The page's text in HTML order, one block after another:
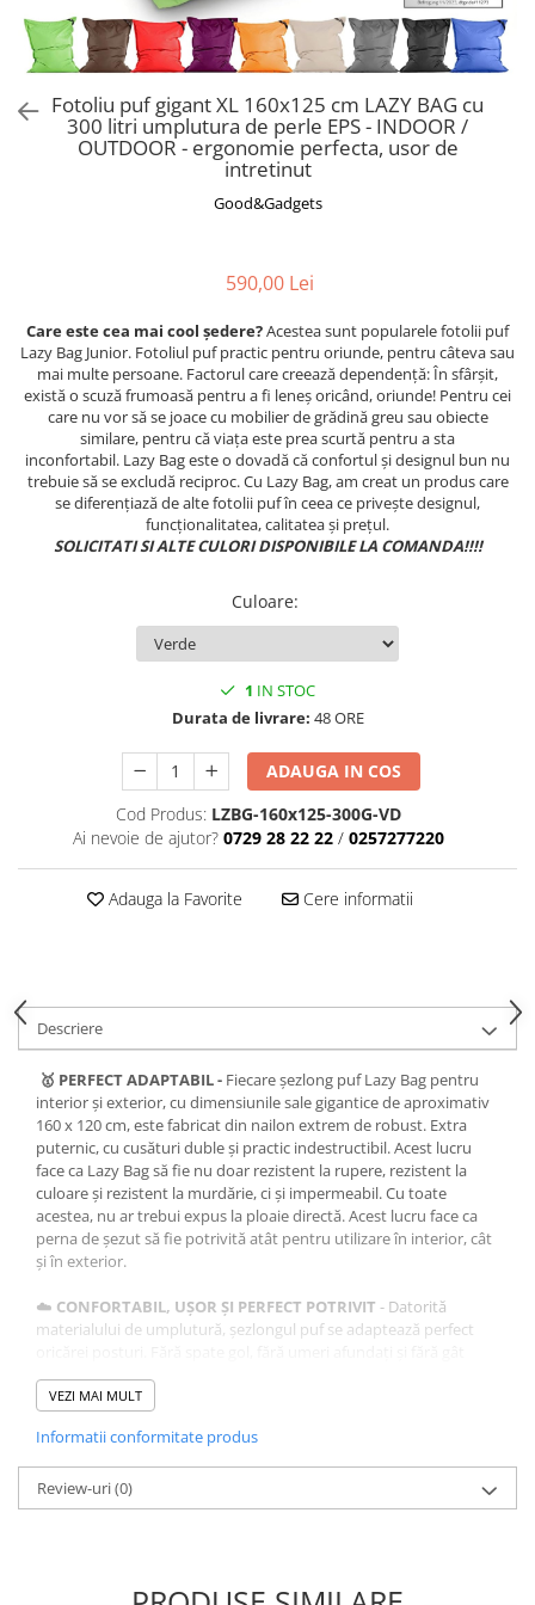
Fotoliu puf gigant XL 160x125 cm LAZY BAG cu
300 litri umplutura de perle EPS - INDOOR /
OUTDOOR - ergonomie perfecta, usor de
intretinut
Good&Gadgets
590,00 Lei
Care este cea mai cool ședere?Acestea sunt popularele fotolii puf
Lazy Bag Junior. Fotoliul puf practic pentru oriunde, pentru câteva sau
mai multe persoane. Factorul care creează dependență: În sfârșit,
există o scuză frumoasă pentru a fi leneș oricând, oriunde! Pentru cei
care nu vor să se joace cu mobilier de grădină greu sau obiecte
similare, pentru că viața este prea scurtă pentru a sta
inconfortabil. Lazy Bag este o dovadă că confortul și designul bun nu
trebuie să se excludă reciproc. Cu Lazy Bag, am creat un produs care
se diferențiază de alte fotolii puf în ceea ce privește designul,
funcționalitatea, calitatea și prețul.
SOLICITATI SI ALTE CULORI DISPONIBILE LA COMANDA!!!!
Culoare:
1 IN STOC
Durata de livrare: 48 ORE
ADAUGA IN COS
Cod Produs: LZBG-160x125-300G-VD
Ai nevoie de ajutor? 0729 28 22 22 / 0257277220
Adauga la Favorite Cere informatii
Descriere
🥇 PERFECT ADAPTABIL - Fiecare șezlong puf Lazy Bag pentru
interior și exterior, cu dimensiunile sale gigantice de aproximativ
160 x 120 cm, este fabricat din nailon extrem de robust. Extra
puternic, cu cusături duble și practic indestructibil. Acest lucru
face ca Lazy Bag să fie nu doar rezistent la rupere, rezistent la
culoare și rezistent la murdărie, ci și impermeabil. Cu toate
acestea, nu ar trebui expus la ploaie directă. Acest lucru face ca
perna de șezut să fie potrivită atât pentru utilizare în interior, cât
și în exterior.
☁️ CONFORTABIL, UȘOR ȘI PERFECT POTRIVIT - Datorită
materialului de umplutură, șezlongul puf se adaptează perfect
rigid, deoarece corpul este susținut confortabil pe toată
suprafața. Umplutura aerisită cu mărgele reflectă temperatura
sau frig. O postură sănătoasă este deosebit de importantă
pentru copii și adolescenți.
💤UȘOR DE CURĂȚAT- Umplutura este adăpostită într-un insert
VEZI MAI MULT
Informatii conformitate produs
Review-uri(0)